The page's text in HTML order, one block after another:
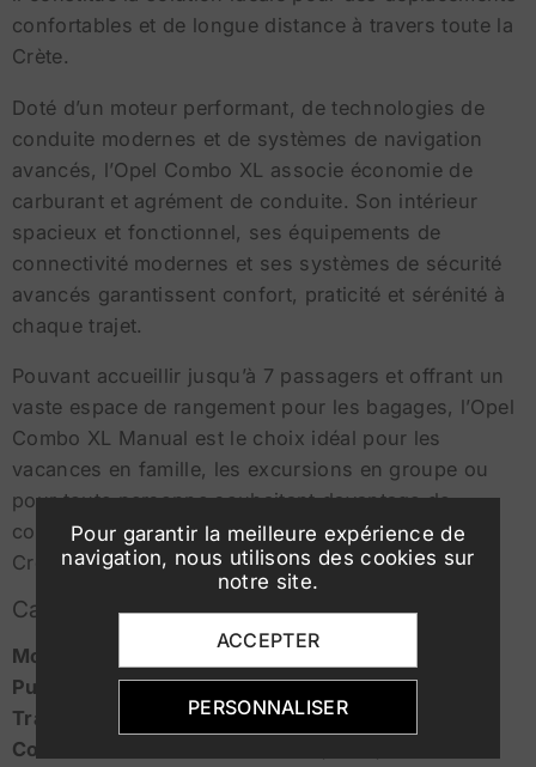
Pour garantir la meilleure expérience de
navigation, nous utilisons des cookies sur
notre site.
ACCEPTER
PERSONNALISER
confortables et de longue distance à travers toute la
Crète.
Doté d’un moteur performant, de technologies de
conduite modernes et de systèmes de navigation
avancés, l’Opel Combo XL associe économie de
carburant et agrément de conduite. Son intérieur
spacieux et fonctionnel, ses équipements de
connectivité modernes et ses systèmes de sécurité
avancés garantissent confort, praticité et sérénité à
chaque trajet.
Pouvant accueillir jusqu’à 7 passagers et offrant un
vaste espace de rangement pour les bagages, l’Opel
Combo XL Manual est le choix idéal pour les
vacances en famille, les excursions en groupe ou
pour toute personne souhaitant davantage de
confort et de flexibilité lors de la découverte de la
Crète.
Caractéristiques Techniques
Moteur :
1.5L Turbo Diesel
Puissance :102 ch
Transmission :
Boîte manuelle à 6 rapports
Consommation de carburant :